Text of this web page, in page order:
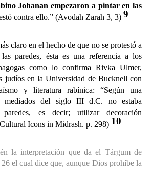
Johanan empezaron a pintar en las
contra ello.” (Avodah Zarah 3, 3) 9
claro en el hecho de que no se protestó a
paredes, ésta es una referencia a los
como lo confirma Rivka Ulmer,
judíos en la Universidad de Bucknell con
y literatura rabínica: “Según una
mediados del siglo III d.C. no estaba
es decir; utilizar decoración
Icons in Midrash. p. 298) 10
la interpretación que da el Tárgum de
el cual dice que, aunque Dios prohíbe la